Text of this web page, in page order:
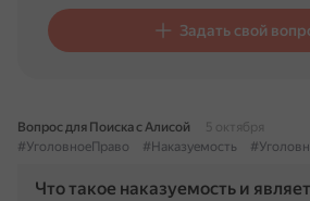
Задать свой
Вопрос для Поиска с Алисой
5 октября
#УголовноеПраво
#Наказуемость
Что такое наказуемость и